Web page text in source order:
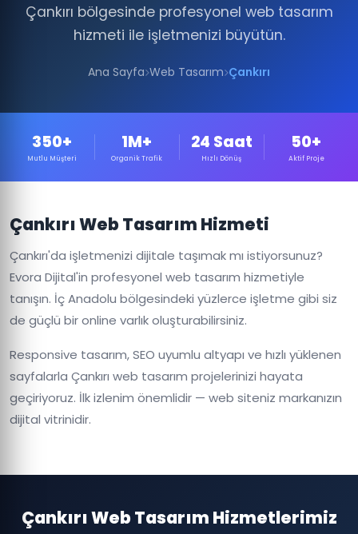
Çankırı bölgesinde profesyonel web tasarım
hizmeti ile işletmenizi büyütün.
Ana Sayfa Web Tasarım Çankırı
350+
Mutlu Müşteri
1M+
Organik Trafik
24 Saat
Hızlı Dönüş
50+
Aktif Proje
Çankırı Web Tasarım Hizmeti
Çankırı'da işletmenizi dijitale taşımak mı istiyorsunuz?
Evora Dijital'in profesyonel web tasarım hizmetiyle
tanışın. İç Anadolu bölgesindeki yüzlerce işletme gibi siz
de güçlü bir online varlık oluşturabilirsiniz.
Responsive tasarım, SEO uyumlu altyapı ve hızlı yüklenen
sayfalarla Çankırı web tasarım projelerinizi hayata
geçiriyoruz. İlk izlenim önemlidir — web siteniz markanızın
dijital vitrinidir.
Çankırı Web Tasarım Hizmetlerimiz